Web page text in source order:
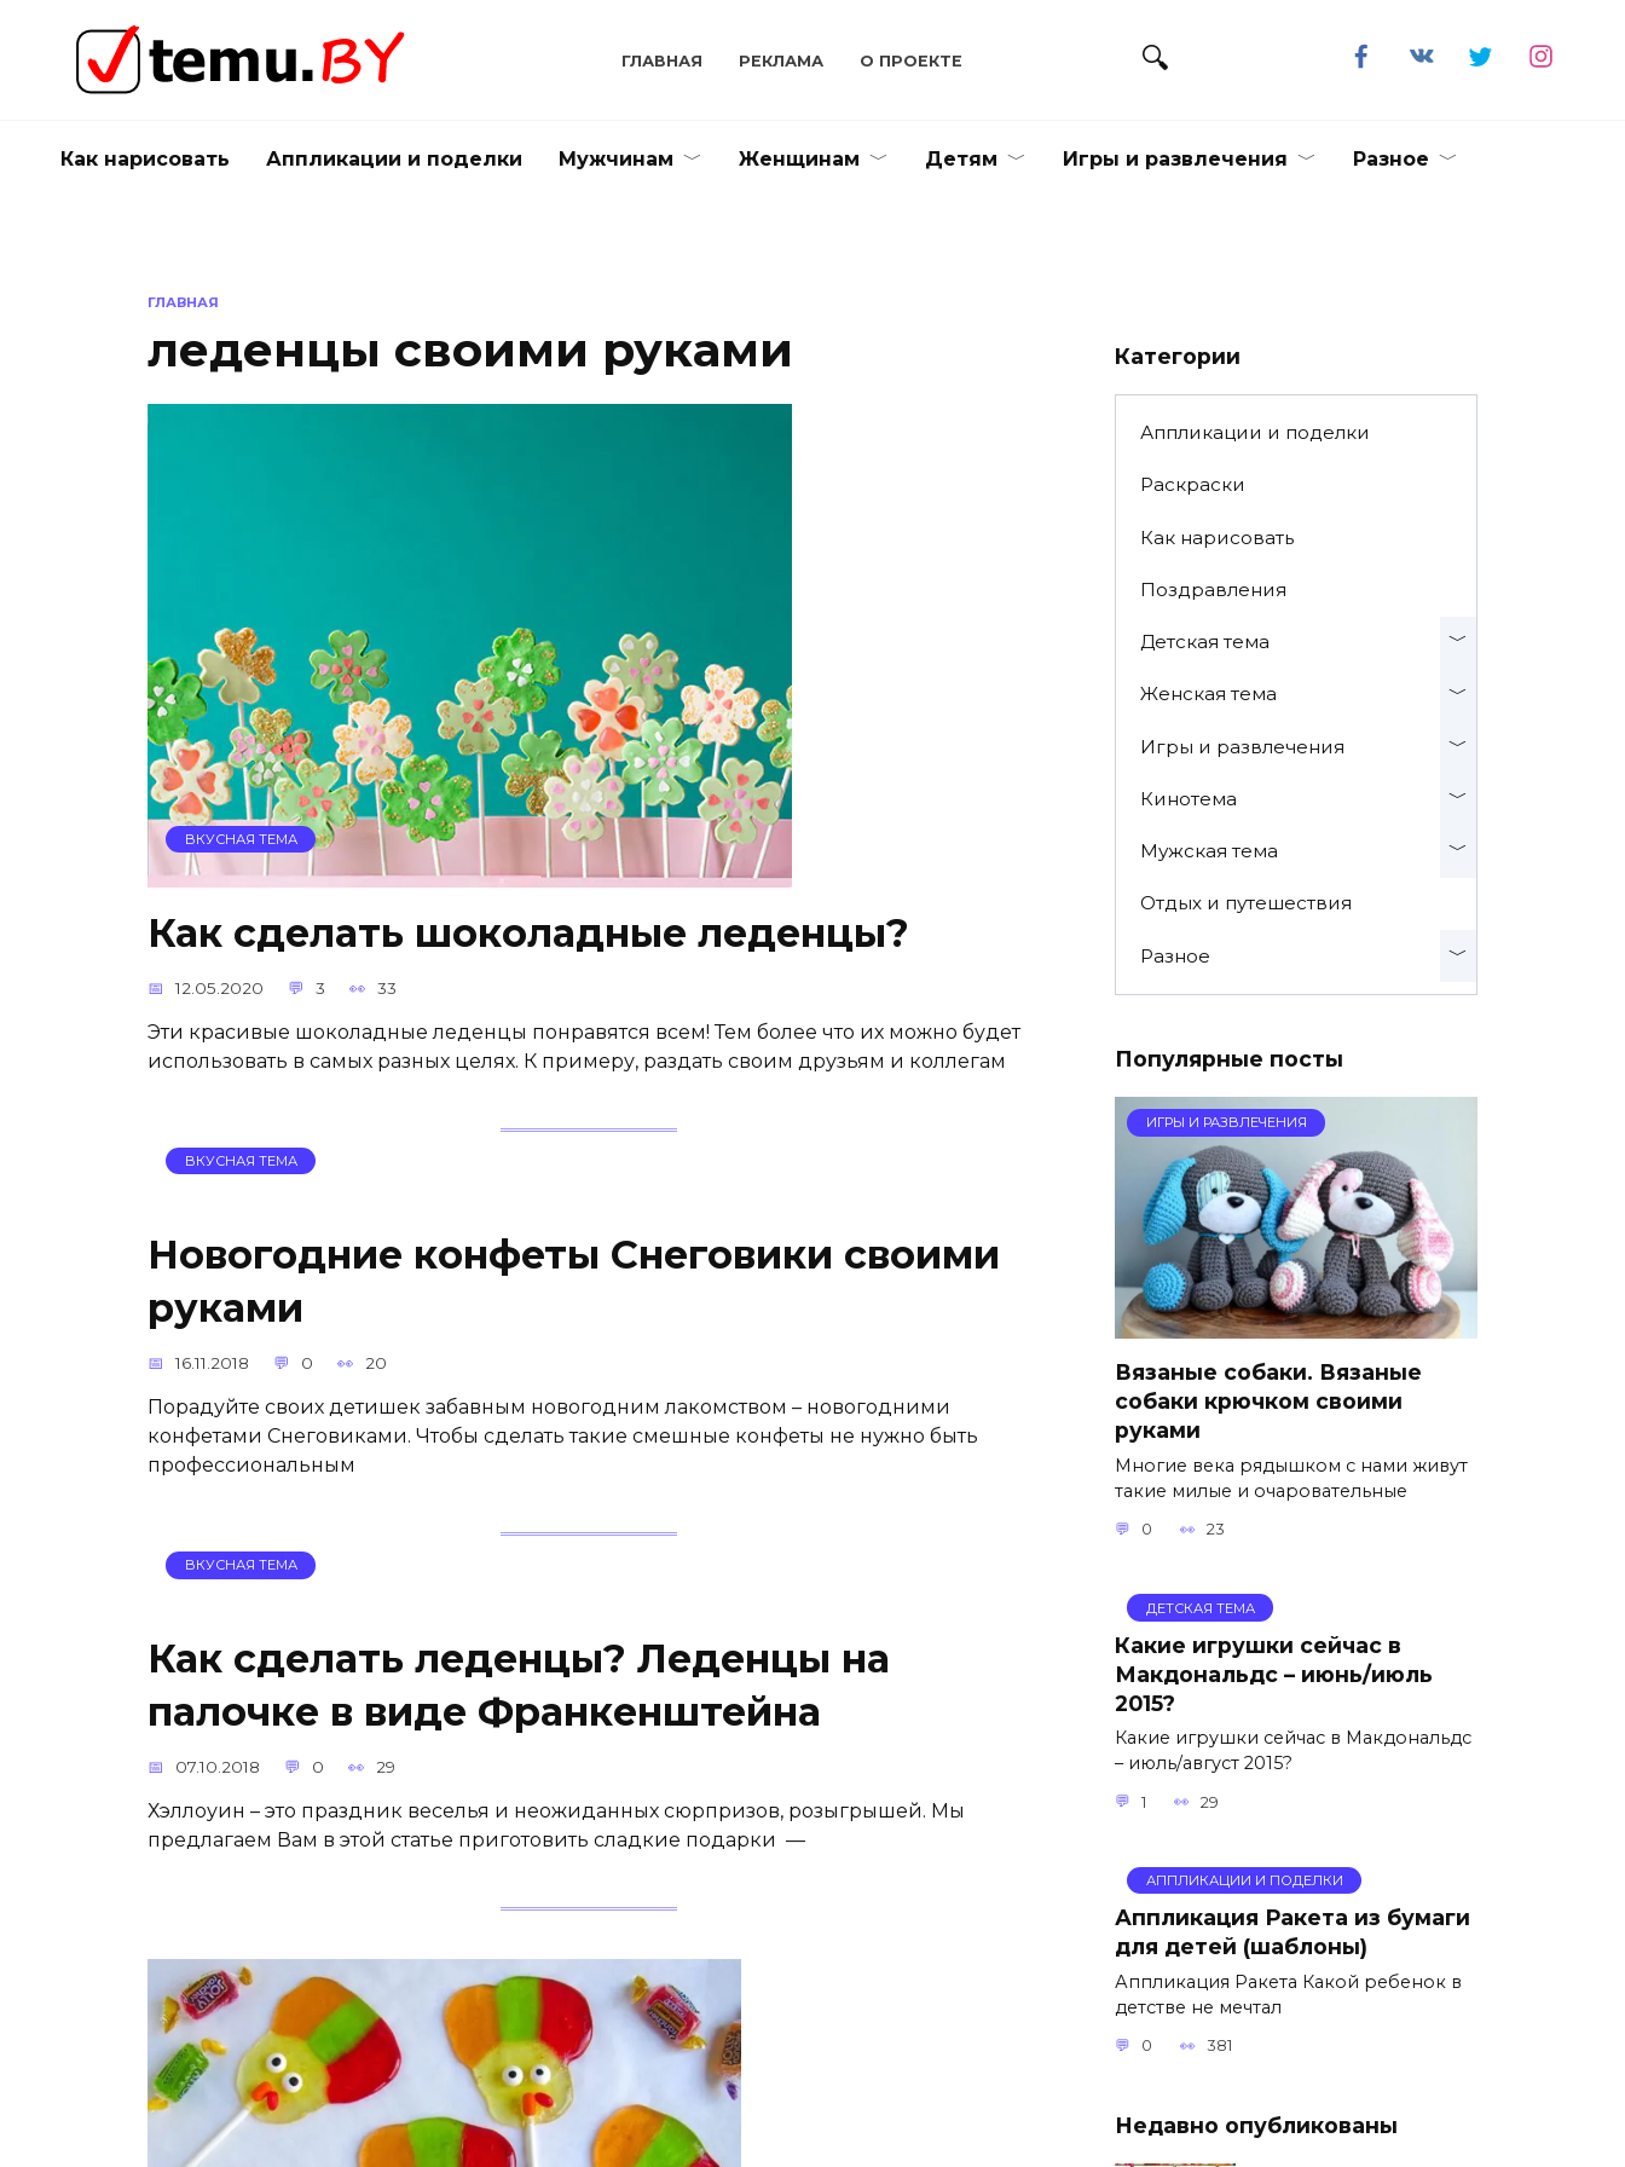
содержанию
ГЛАВНАЯ РЕКЛАМА О ПРОЕКТЕ
Как нарисовать Аппликации и поделки Мужчинам Женщинам Детям Игры и развлечения Разное
ГЛАВНАЯ
леденцы своими руками
ВКУСНАЯ ТЕМА
Как сделать шоколадные леденцы?
12.05.2020 3 33
Эти красивые шоколадные леденцы понравятся всем! Тем более что их можно будет
использовать в самых разных целях. К примеру, раздать своим друзьям и коллегам
ВКУСНАЯ ТЕМА
Новогодние конфеты Снеговики своими
руками
16.11.2018 0 20
Порадуйте своих детишек забавным новогодним лакомством – новогодними
конфетами Снеговиками. Чтобы сделать такие смешные конфеты не нужно быть
профессиональным
ВКУСНАЯ ТЕМА
Как сделать леденцы? Леденцы на
палочке в виде Франкенштейна
07.10.2018 0 29
Хэллоуин – это праздник веселья и неожиданных сюрпризов, розыгрышей. Мы
предлагаем Вам в этой статье приготовить сладкие подарки —
Категории
Аппликации и поделки
Раскраски
Как нарисовать
Поздравления
Детская тема
Женская тема
Игры и развлечения
Кинотема
Мужская тема
Отдых и путешествия
Разное
Популярные посты
ИГРЫ И РАЗВЛЕЧЕНИЯ
Вязаные собаки. Вязаные
собаки крючком своими
руками
Многие века рядышком с нами живут
такие милые и очаровательные
0 23
ДЕТСКАЯ ТЕМА
Какие игрушки сейчас в
Макдональдс – июнь/июль
2015?
Какие игрушки сейчас в Макдональдс
– июль/август 2015?
1 29
АППЛИКАЦИИ И ПОДЕЛКИ
Аппликация Ракета из бумаги
для детей (шаблоны)
Аппликация Ракета Какой ребенок в
детстве не мечтал
0 381
Недавно опубликованы